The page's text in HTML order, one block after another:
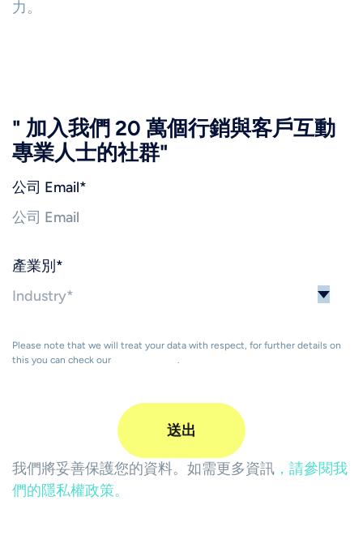
力。
" 加入我們 20 萬個行銷與客戶互動
專業人士的社群"
公司 Email*
產業別 *
Please note that we will treat your data with respect, for further details on
this you can check our
.
我們將妥善保護您的資料。如需更多資訊 ，請參閱我
們的隱私權政策。